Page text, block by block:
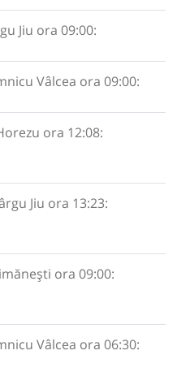
Jiu ora 09:00:
Vâlcea ora 09:00:
ora 12:08:
Jiu ora 13:23:
ora 09:00:
Vâlcea ora 06:30: